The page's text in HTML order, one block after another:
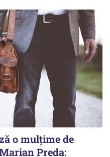
o mulțime de
Preda: